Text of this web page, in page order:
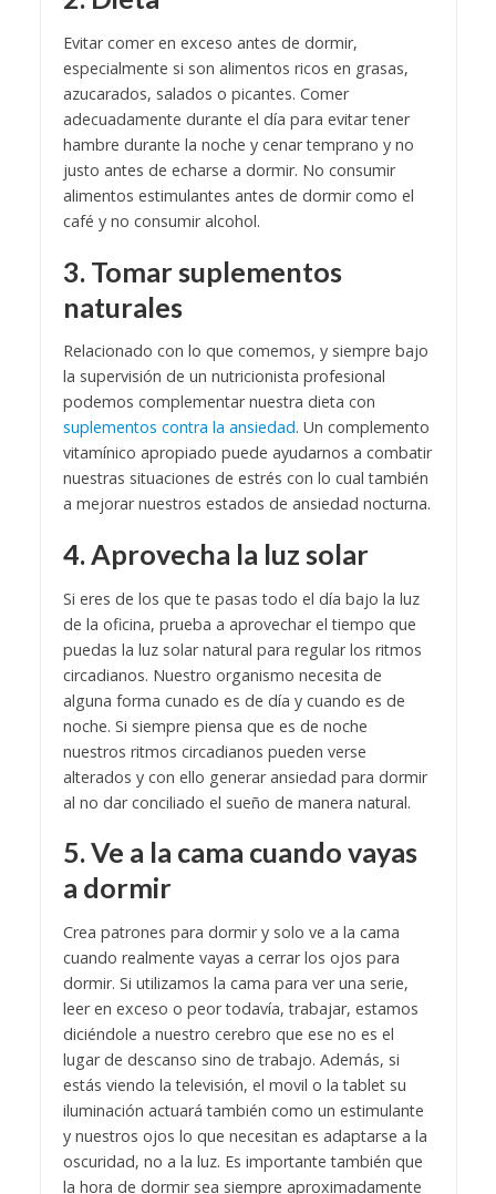
Evitar comer en exceso antes de dormir,
especialmente si son alimentos ricos en grasas,
azucarados, salados o picantes. Comer
adecuadamente durante el día para evitar tener
hambre durante la noche y cenar temprano y no
justo antes de echarse a dormir. No consumir
alimentos estimulantes antes de dormir como el
café y no consumir alcohol.
3. Tomar suplementos
naturales
Relacionado con lo que comemos, y siempre bajo
la supervisión de un nutricionista profesional
podemos complementar nuestra dieta con
suplementos contra la ansiedad. Un complemento
vitamínico apropiado puede ayudarnos a combatir
nuestras situaciones de estrés con lo cual también
a mejorar nuestros estados de ansiedad nocturna.
4. Aprovecha la luz solar
Si eres de los que te pasas todo el día bajo la luz
de la oficina, prueba a aprovechar el tiempo que
puedas la luz solar natural para regular los ritmos
circadianos. Nuestro organismo necesita de
alguna forma cunado es de día y cuando es de
noche. Si siempre piensa que es de noche
nuestros ritmos circadianos pueden verse
alterados y con ello generar ansiedad para dormir
al no dar conciliado el sueño de manera natural.
5. Ve a la cama cuando vayas
a dormir
Crea patrones para dormir y solo ve a la cama
cuando realmente vayas a cerrar los ojos para
dormir. Si utilizamos la cama para ver una serie,
leer en exceso o peor todavía, trabajar, estamos
diciéndole a nuestro cerebro que ese no es el
lugar de descanso sino de trabajo. Además, si
estás viendo la televisión, el movil o la tablet su
iluminación actuará también como un estimulante
y nuestros ojos lo que necesitan es adaptarse a la
oscuridad, no a la luz. Es importante también que
la hora de dormir sea siempre aproximadamente